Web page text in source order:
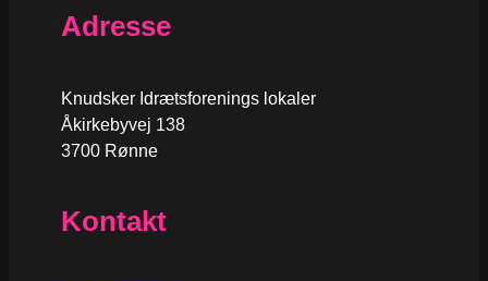
Adresse
Knudsker Idrætsforenings lokaler
Åkirkebyvej 138
3700 Rønne
Kontakt